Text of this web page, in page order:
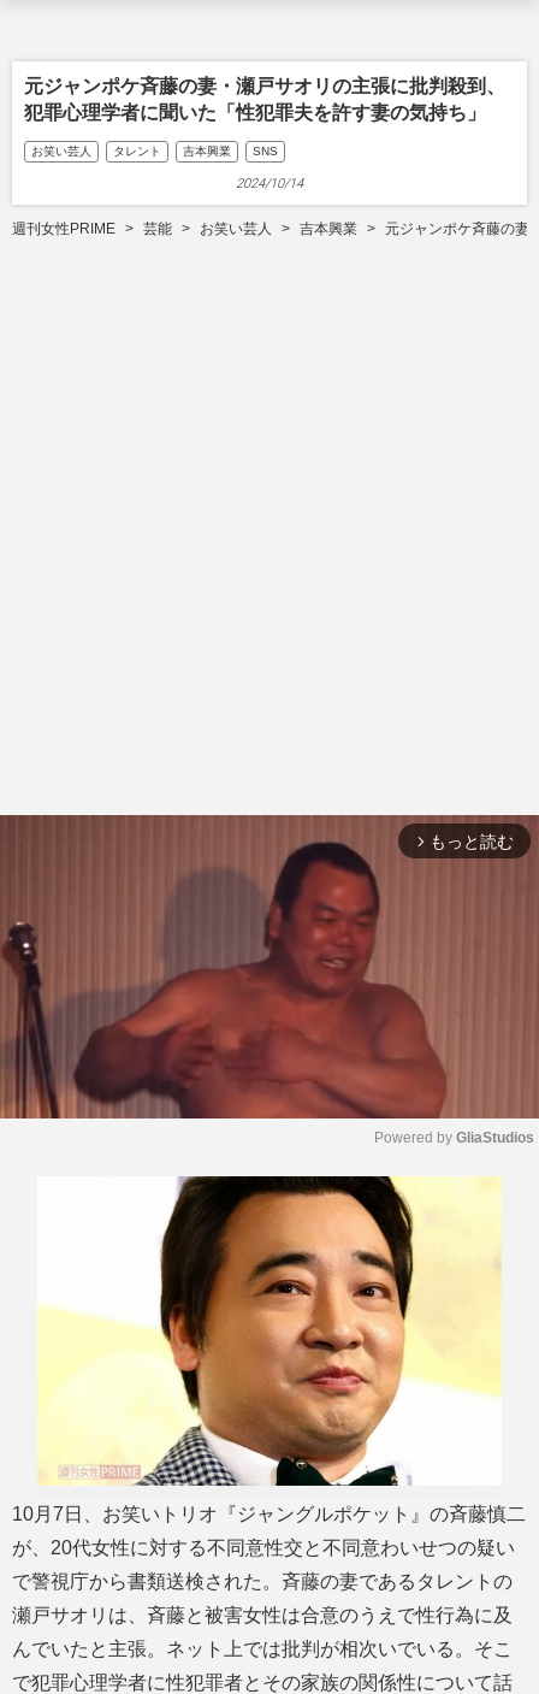
元ジャンポケ斉藤の妻・瀬戸サオリの主張に批判殺到、
犯罪心理学者に聞いた「性犯罪夫を許す妻の気持ち」
お笑い芸人 タレント 吉本興業 SNS
2024/10/14
週刊女性PRIME 芸能 お笑い芸人 吉本興業 元ジャンポケ斉藤の妻
arrow_forward_ios もっと読む
Powered by GliaStudios
10月7日、お笑いトリオ『ジャングルポケット』の斉藤慎二
が、20代女性に対する不同意性交と不同意わいせつの疑い
で警視庁から書類送検された。斉藤の妻であるタレントの
瀬戸サオリは、斉藤と被害女性は合意のうえで性行為に及
んでいたと主張。ネット上では批判が相次いでいる。そこ
で犯罪心理学者に性犯罪者とその家族の関係性について話